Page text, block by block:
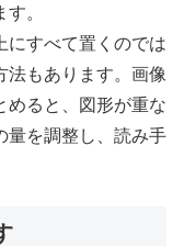
。
にすべて置くのでは
法もあります。画像
めると、図形が重な
量を調整し、読み手